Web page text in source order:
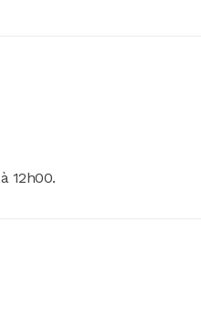
12h00.